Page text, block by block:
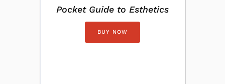
Pocket Guide to Esthetics
BUY NOW